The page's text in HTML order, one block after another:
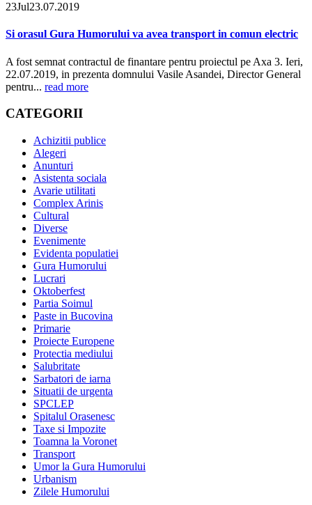
23Jul23.07.2019
Si orasul Gura Humorului va avea transport in comun electric
A fost semnat contractul de finantare pentru proiectul pe Axa 3. Ieri,
22.07.2019, in prezenta domnului Vasile Asandei, Director General
pentru... read more
CATEGORII
Achizitii publice
Alegeri
Anunturi
Asistenta sociala
Avarie utilitati
Complex Arinis
Cultural
Diverse
Evenimente
Evidenta populatiei
Gura Humorului
Lucrari
Oktoberfest
Partia Soimul
Paste in Bucovina
Primarie
Proiecte Europene
Protectia mediului
Salubritate
Sarbatori de iarna
Situatii de urgenta
SPCLEP
Spitalul Orasenesc
Taxe si Impozite
Toamna la Voronet
Transport
Umor la Gura Humorului
Urbanism
Zilele Humorului